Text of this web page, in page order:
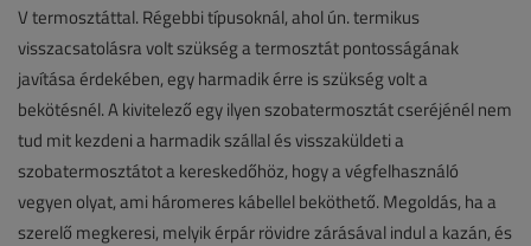
V termosztáttal. Régebbi típusoknál, ahol ún. termikus
visszacsatolásra volt szükség a termosztát pontosságának
javítása érdekében, egy harmadik érre is szükség volt a
bekötésnél. A kivitelező egy ilyen szobatermosztát cseréjénél nem
tud mit kezdeni a harmadik szállal és visszaküldeti a
szobatermosztátot a kereskedőhöz, hogy a végfelhasználó
vegyen olyat, ami háromeres kábellel beköthető. Megoldás, ha a
szerelő megkeresi, melyik érpár rövidre zárásával indul a kazán, és